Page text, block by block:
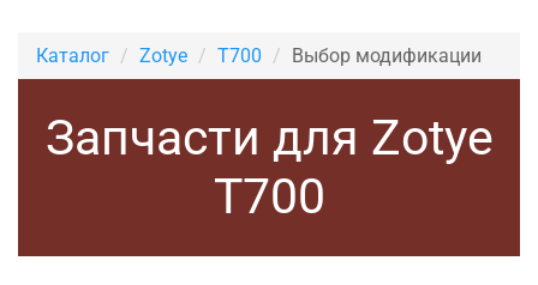
Каталог Zotye T700 Выбор модификации
Запчасти для Zotye
T700